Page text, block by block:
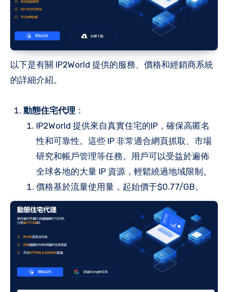
以下是有關 IP2World 提供的服務、價格和經銷商系統
的詳細介紹。
動態住宅代理 ：
IP2World 提供來自真實住宅的IP，確保高匿名
性和可靠性。這些 IP 非常適合網頁抓取、市場
研究和帳戶管理等任務。用戶可以受益於遍佈
全球各地的大量 IP 資源，輕鬆繞過地域限制。
價格基於流量使用量，起始價于$0.77/GB。